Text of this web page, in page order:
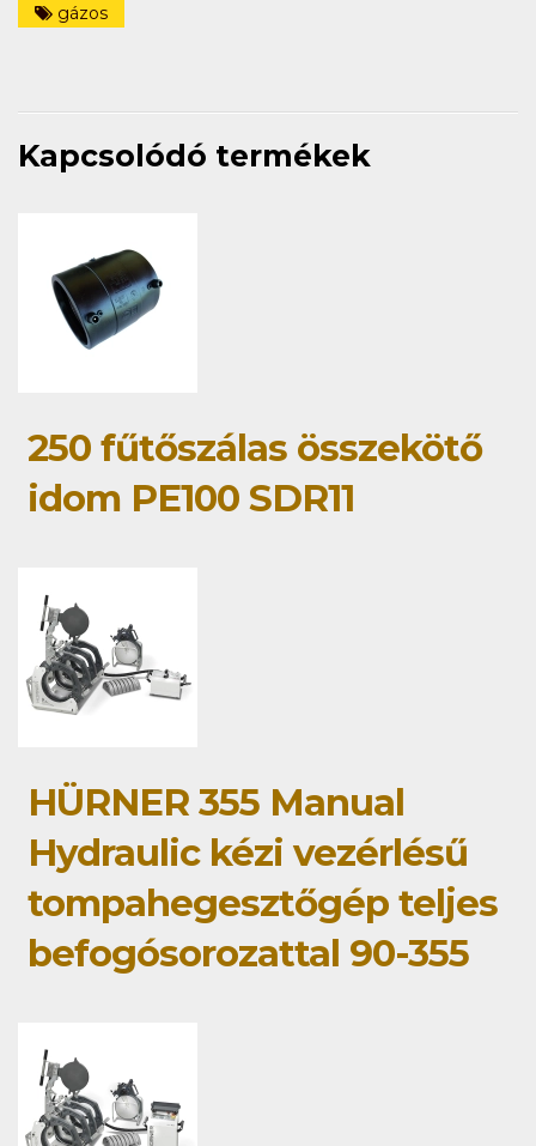
gázos
Kapcsolódó termékek
250 fűtőszálas összekötő
idom PE100 SDR11
HÜRNER 355 Manual
Hydraulic kézi vezérlésű
tompahegesztőgép teljes
befogósorozattal 90-355